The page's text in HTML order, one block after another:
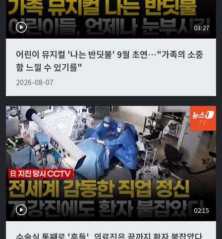
03:27
어린이 뮤지컬 '나는 반딧불' 9월 초연…"가족의 소중
함 느낄 수 있기를"
2026-08-07
02:15